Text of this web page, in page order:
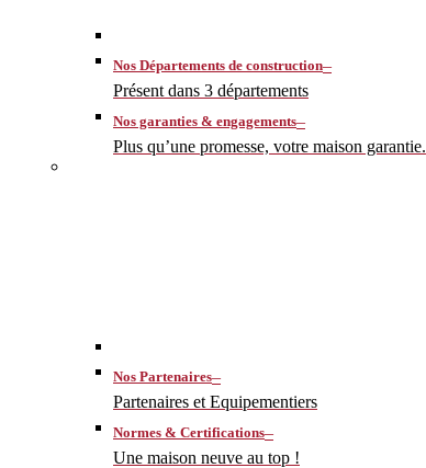
Nos Départements de construction–
Présent dans 3 départements
Nos garanties & engagements–
Plus qu’une promesse, votre maison garantie.
Nos Partenaires–
Partenaires et Equipementiers
Normes & Certifications–
Une maison neuve au top !